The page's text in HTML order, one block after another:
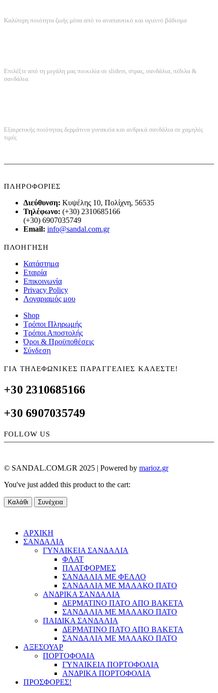
Καλύτερη ποιότητα ζωής μέσα από το αναπαυτικό και υγιεινό βάδισμα
Επιλέξτε από τη μεγάλη μας ποικιλία σε sliders, στρας, σανδάλια, πέδιλα &
σανδάλια.
Εξαιρετικής ποιότητας δερμάτινα γυνακεία και ανδρικά σανδάλια σε χαμηλές
τιμές
ΠΛΗΡΟΦΟΡΙΕΣ
Διεύθυνση: Κυψέλης 10, Πολίχνη, 56535
Τηλέφωνο: (+30) 2310685166
(+30) 6907035749
Email: info@sandal.com.gr
ΠΛΟΗΓΗΣΗ
Κατάστημα
Εταιρία
Επικοινωνία
Privacy Policy
Λογαριαμός μου
Shop
Τρόποι Πληρωμής
Τρόποι Αποστολής
Όροι & Προϋποθέσεις
Σύνδεση
ΓΙΑ ΤΗΛΕΦΩΝΙΚΕΣ ΠΑΡΑΓΓΕΛΙΕΣ ΚΑΛΕΣΤΕ!
+30 2310685166
+30 6907035749
FOLLOW US
© SANDAL.COM.GR 2025 | Powered by marioz.gr
You've just added this product to the cart:
Καλάθι Συνέχεια
ΑΡΧΙΚΗ
ΣΑΝΔΑΛΙΑ
ΓΥΝΑΙΚΕΙΑ ΣΑΝΔΑΛΙΑ
ΦΛΑΤ
ΠΛΑΤΦΟΡΜΕΣ
ΣΑΝΔΑΛΙΑ ΜΕ ΦΕΛΛΟ
ΣΑΝΔΑΛΙΑ ΜΕ ΜΑΛΑΚΟ ΠΑΤΟ
ΑΝΔΡΙΚΑ ΣΑΝΔΑΛΙΑ
ΔΕΡΜΑΤΙΝΟ ΠΑΤΟ ΑΠΟ ΒΑΚΕΤΑ
ΣΑΝΔΑΛΙΑ ΜΕ ΜΑΛΑΚΟ ΠΑΤΟ
ΠΑΙΔΙΚΑ ΣΑΝΔΑΛΙΑ
ΔΕΡΜΑΤΙΝΟ ΠΑΤΟ ΑΠΟ ΒΑΚΕΤΑ
ΣΑΝΔΑΛΙΑ ΜΕ ΜΑΛΑΚΟ ΠΑΤΟ
ΑΞΕΣΟΥΑΡ
ΠΟΡΤΟΦΟΛΙΑ
ΓΥΝΑΙΚΕΙΑ ΠΟΡΤΟΦΟΛΙΑ
ΑΝΔΡΙΚΑ ΠΟΡΤΟΦΟΛΙΑ
ΠΡΟΣΦΟΡΕΣ!